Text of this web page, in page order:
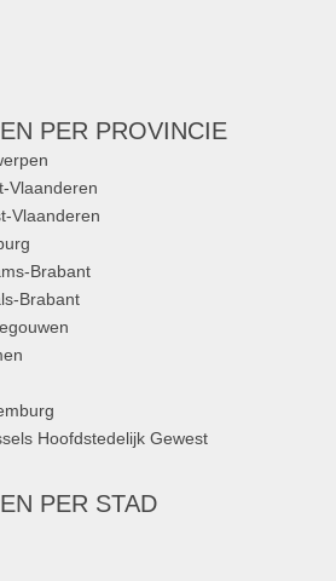
PER PROVINCIE
Vlaanderen
Vlaanderen
Brabant
Brabant
Hoofdstedelijk Gewest
PER STAD